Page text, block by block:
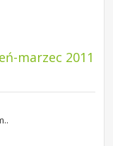
marzec 2011